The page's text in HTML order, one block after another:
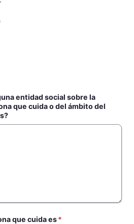
entidad social sobre la
que cuida o del ámbito del
que cuida es